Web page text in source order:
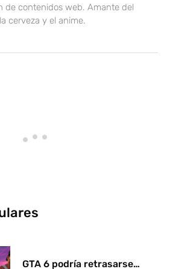
de contenidos web. Amante del
cerveza y el anime.
GTA 6 podría retrasarse…